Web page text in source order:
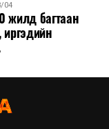
04
жилд багтаан
иргэдийн